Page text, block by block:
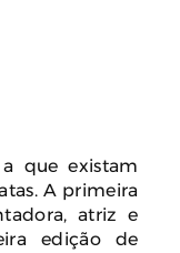
que existam
A primeira
atriz e
edição de